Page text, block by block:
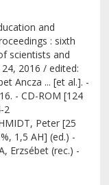
and
: sixth
scientists and
2016 / edited:
Ancza ... [et al.]. -
- CD-ROM [124
2
Peter [25
1,5 AH] (ed.) -
Erzsébet (rec.) -